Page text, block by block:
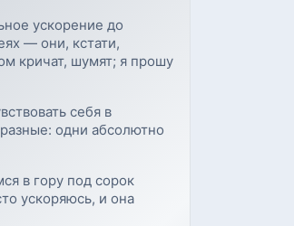
ускорение до
— они, кстати,
кричат, шумят; я прошу
себя в
одни абсолютно
в гору под сорок
ускоряюсь, и она